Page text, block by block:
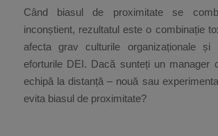
Când biasul de proximitate se
inconștient, rezultatul este o combinație
afecta grav culturile organizaționale
eforturile DEI. Dacă sunteți un manager
echipă la distanță – nouă sau
evita biasul de proximitate?